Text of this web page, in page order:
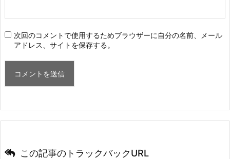
次回のコメントで使用するためブラウザーに自分の名前、メール
アドレス、サイトを保存する。
この記事のトラックバックURL